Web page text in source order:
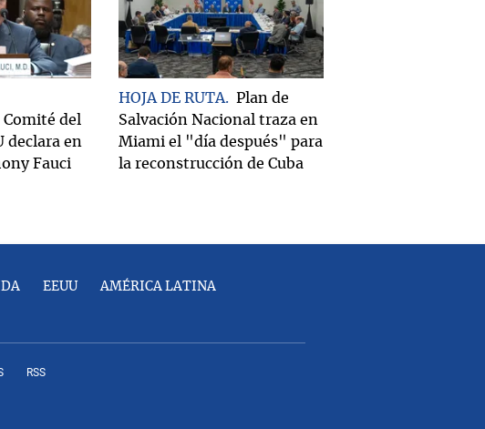
Comité del
declara en
Fauci
HOJA DE RUTA
Plan de
Salvación Nacional traza en
Miami el "día después" para
la reconstrucción de Cuba
EEUU AMÉRICA LATINA
RSS